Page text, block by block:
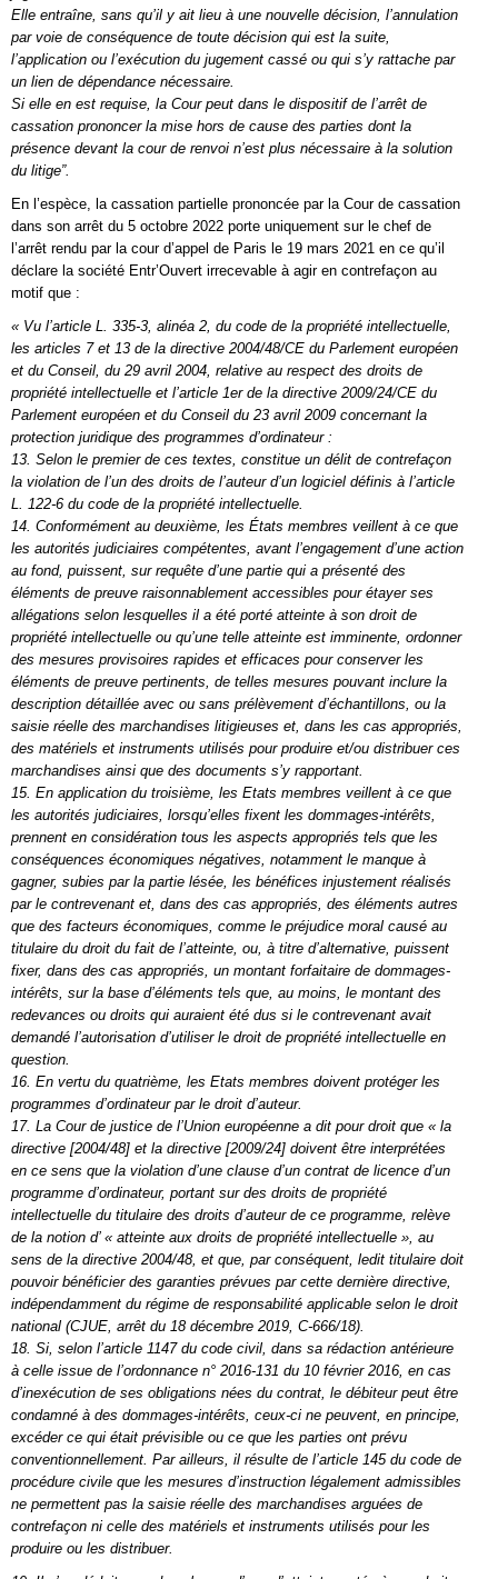
Elle entraîne, sans qu’il y ait lieu à une nouvelle décision, l’annulation
par voie de conséquence de toute décision qui est la suite,
l’application ou l’exécution du jugement cassé ou qui s’y rattache par
un lien de dépendance nécessaire.
Si elle en est requise, la Cour peut dans le dispositif de l’arrêt de
cassation prononcer la mise hors de cause des parties dont la
présence devant la cour de renvoi n’est plus nécessaire à la solution
du litige”.
En l’espèce, la cassation partielle prononcée par la Cour de cassation
dans son arrêt du 5 octobre 2022 porte uniquement sur le chef de
l’arrêt rendu par la cour d’appel de Paris le 19 mars 2021 en ce qu’il
déclare la société Entr’Ouvert irrecevable à agir en contrefaçon au
motif que :
« Vu l’article L. 335-3, alinéa 2, du code de la propriété intellectuelle,
les articles 7 et 13 de la directive 2004/48/CE du Parlement européen
et du Conseil, du 29 avril 2004, relative au respect des droits de
propriété intellectuelle et l’article 1er de la directive 2009/24/CE du
Parlement européen et du Conseil du 23 avril 2009 concernant la
protection juridique des programmes d’ordinateur :
13. Selon le premier de ces textes, constitue un délit de contrefaçon
la violation de l’un des droits de l’auteur d’un logiciel définis à l’article
L. 122-6 du code de la propriété intellectuelle.
14. Conformément au deuxième, les États membres veillent à ce que
les autorités judiciaires compétentes, avant l’engagement d’une action
au fond, puissent, sur requête d’une partie qui a présenté des
éléments de preuve raisonnablement accessibles pour étayer ses
allégations selon lesquelles il a été porté atteinte à son droit de
propriété intellectuelle ou qu’une telle atteinte est imminente, ordonner
des mesures provisoires rapides et efficaces pour conserver les
éléments de preuve pertinents, de telles mesures pouvant inclure la
description détaillée avec ou sans prélèvement d’échantillons, ou la
saisie réelle des marchandises litigieuses et, dans les cas appropriés,
des matériels et instruments utilisés pour produire et/ou distribuer ces
marchandises ainsi que des documents s’y rapportant.
15. En application du troisième, les Etats membres veillent à ce que
les autorités judiciaires, lorsqu’elles fixent les dommages-intérêts,
prennent en considération tous les aspects appropriés tels que les
conséquences économiques négatives, notamment le manque à
gagner, subies par la partie lésée, les bénéfices injustement réalisés
par le contrevenant et, dans des cas appropriés, des éléments autres
que des facteurs économiques, comme le préjudice moral causé au
titulaire du droit du fait de l’atteinte, ou, à titre d’alternative, puissent
fixer, dans des cas appropriés, un montant forfaitaire de dommages-
intérêts, sur la base d’éléments tels que, au moins, le montant des
redevances ou droits qui auraient été dus si le contrevenant avait
demandé l’autorisation d’utiliser le droit de propriété intellectuelle en
question.
16. En vertu du quatrième, les Etats membres doivent protéger les
programmes d’ordinateur par le droit d’auteur.
17. La Cour de justice de l’Union européenne a dit pour droit que « la
directive [2004/48] et la directive [2009/24] doivent être interprétées
en ce sens que la violation d’une clause d’un contrat de licence d’un
programme d’ordinateur, portant sur des droits de propriété
intellectuelle du titulaire des droits d’auteur de ce programme, relève
de la notion d’ « atteinte aux droits de propriété intellectuelle », au
sens de la directive 2004/48, et que, par conséquent, ledit titulaire doit
pouvoir bénéficier des garanties prévues par cette dernière directive,
indépendamment du régime de responsabilité applicable selon le droit
national (CJUE, arrêt du 18 décembre 2019, C-666/18).
18. Si, selon l’article 1147 du code civil, dans sa rédaction antérieure
à celle issue de l’ordonnance n° 2016-131 du 10 février 2016, en cas
d’inexécution de ses obligations nées du contrat, le débiteur peut être
condamné à des dommages-intérêts, ceux-ci ne peuvent, en principe,
excéder ce qui était prévisible ou ce que les parties ont prévu
conventionnellement. Par ailleurs, il résulte de l’article 145 du code de
procédure civile que les mesures d’instruction légalement admissibles
ne permettent pas la saisie réelle des marchandises arguées de
contrefaçon ni celle des matériels et instruments utilisés pour les
produire ou les distribuer.